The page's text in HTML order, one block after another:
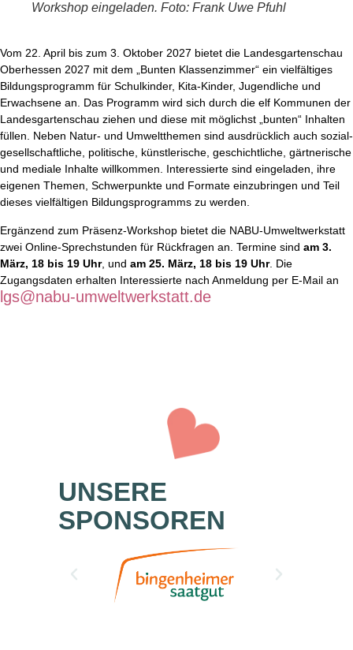
Workshop eingeladen. Foto: Frank Uwe Pfuhl
Vom 22. April bis zum 3. Oktober 2027 bietet die Landesgartenschau
Oberhessen 2027 mit dem „Bunten Klassenzimmer“ ein vielfältiges
Bildungsprogramm für Schulkinder, Kita-Kinder, Jugendliche und
Erwachsene an. Das Programm wird sich durch die elf Kommunen der
Landesgartenschau ziehen und diese mit möglichst „bunten“ Inhalten
füllen. Neben Natur- und Umweltthemen sind ausdrücklich auch sozial-
gesellschaftliche, politische, künstlerische, geschichtliche, gärtnerische
und mediale Inhalte willkommen. Interessierte sind eingeladen, ihre
eigenen Themen, Schwerpunkte und Formate einzubringen und Teil
dieses vielfältigen Bildungsprogramms zu werden.
Ergänzend zum Präsenz-Workshop bietet die NABU-Umweltwerkstatt
zwei Online-Sprechstunden für Rückfragen an. Termine sind am 3.
März, 18 bis 19 Uhr, und am 25. März, 18 bis 19 Uhr. Die
Zugangsdaten erhalten Interessierte nach Anmeldung per E-Mail an
lgs@nabu-umweltwerkstatt.de
UNSERE
SPONSOREN